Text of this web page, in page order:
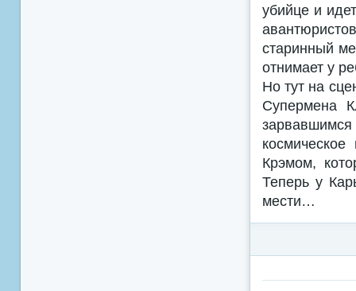
убийце и
старинный
отнимает у
Но тут на
Супермена
Крэмом,
Теперь у
мести…